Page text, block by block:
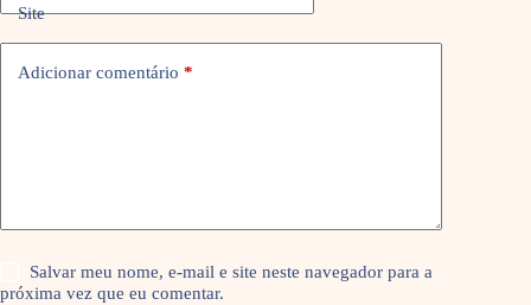
Site
Adicionar comentário *
Salvar meu nome, e-mail e site neste navegador para a
próxima vez que eu comentar.